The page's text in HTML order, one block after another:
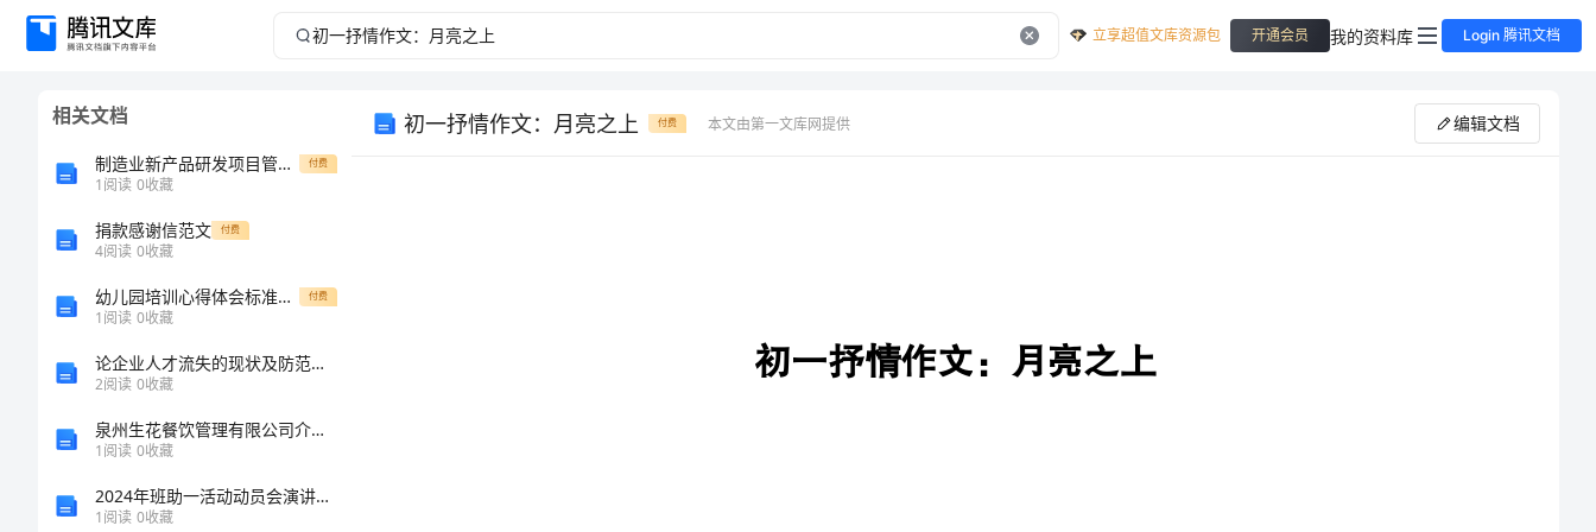
初
文：
立享超值文库资源包 开通会员 我的资料库 Login 腾讯文档
相关文档
制造业新产品研发项目管理实务(附考试题) 付费
1阅读 0收藏
捐款感谢信范文 付费
4阅读 0收藏
幼儿园培训心得体会标准版本 付费
1阅读 0收藏
论企业人才流失的现状及防范策略
2阅读 0收藏
泉州生花餐饮管理有限公司介绍企业发展分析报告
1阅读 0收藏
2024年班助一活动动员会演讲稿模板
1阅读 0收藏
初一抒情作文：月亮之上 付费 本文由第一文库网提供 编辑文档